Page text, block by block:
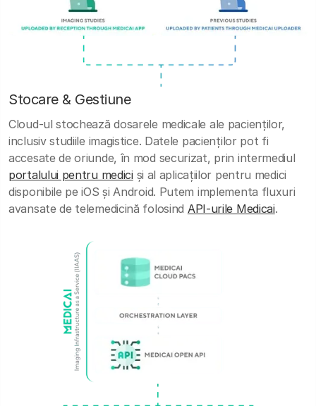
Stocare & Gestiune
Cloud-ul stochează dosarele medicale ale pacienților,
inclusiv studiile imagistice. Datele pacienților pot fi
accesate de oriunde, în mod securizat, prin intermediul
portalului pentru medici și al aplicațiilor pentru medici
disponibile pe iOS și Android. Putem implementa fluxuri
avansate de telemedicină folosind API-urile Medicai.